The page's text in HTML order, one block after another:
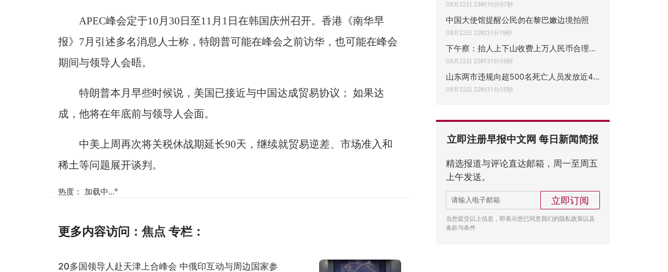
APEC峰会定于10月30日至11月1日在韩国庆州召开。香港《南华早
报》7月引述多名消息人士称，特朗普可能在峰会之前访华，也可能在峰会
期间与领导人会晤。
特朗普本月早些时候说，美国已接近与中国达成贸易协议； 如果达
成，他将在年底前与领导人会面。
中美上周再次将关税休战期延长90天，继续就贸易逆差、市场准入和
稀土等问题展开谈判。
热度： 加载中...°
更多内容访问： 焦点 专栏：
20多国领导人赴天津上合峰会 中俄印互动与周边国家参
08月22日 23时10分57秒
中国大使馆提醒公民勿在黎巴嫩边境拍照
08月22日 22时31分19秒
下午察：抬人上下山收费上万人民币合理吗？
08月22日 22时31分08秒
山东两市违规向超500名死亡人员发放近47万
08月22日 22时31分05秒
立即注册早报中文网 每日新闻简报
精选报道与评论直达邮箱，周一至周五
上午发送。
立即订阅
当您提交以上信息，即表示您已同意我们的隐私政策以及
条款与条件